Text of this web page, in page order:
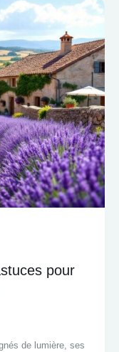
pour
de lumière, ses